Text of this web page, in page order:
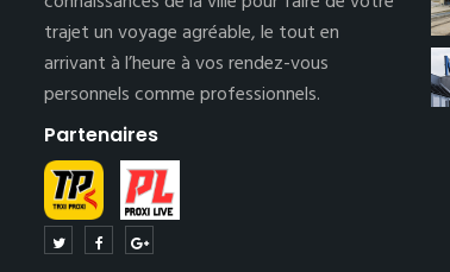
trajet un voyage agréable, le tout en
arrivant à l’heure à vos rendez-vous
personnels comme professionnels.
Partenaires